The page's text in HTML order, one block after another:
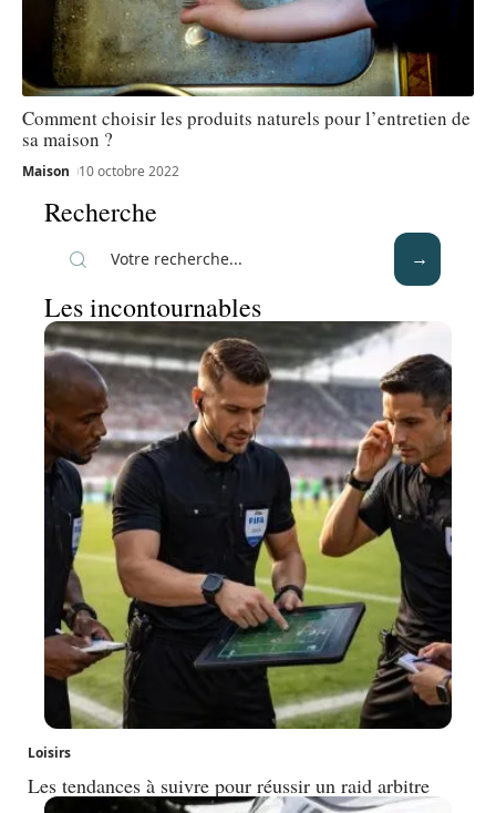
Comment choisir les produits naturels pour l’entretien de
sa maison ?
Maison 10 octobre 2022
Recherche
Les incontournables
Loisirs
Les tendances à suivre pour réussir un raid arbitre